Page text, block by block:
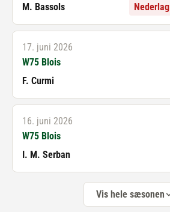
M. Bassols
Nederlag
17. juni 2026
W75 Blois
F. Curmi
16. juni 2026
W75 Blois
I. M. Serban
Vis hele sæsonen